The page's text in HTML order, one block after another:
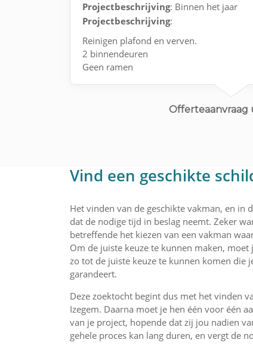
Projectbeschrijving: Binnen het jaar
Projectbeschrijving:
Reinigen plafond en verven.
2 binnendeuren
Geen ramen
Offerteaanvraag
Vind een geschikte
Het vinden van de geschikte vakman, en in
dat de nodige tijd in beslag neemt. Zeker
betreffende het kiezen van een vakman
Om de juiste keuze te kunnen maken,
zo tot de juiste keuze te kunnen komen
garandeert.
Deze zoektocht begint dus met het vinden
Izegem. Daarna moet je hen één voor één
van je project, hopende dat zij jou nadien
gehele proces kan lang duren, en vergt de